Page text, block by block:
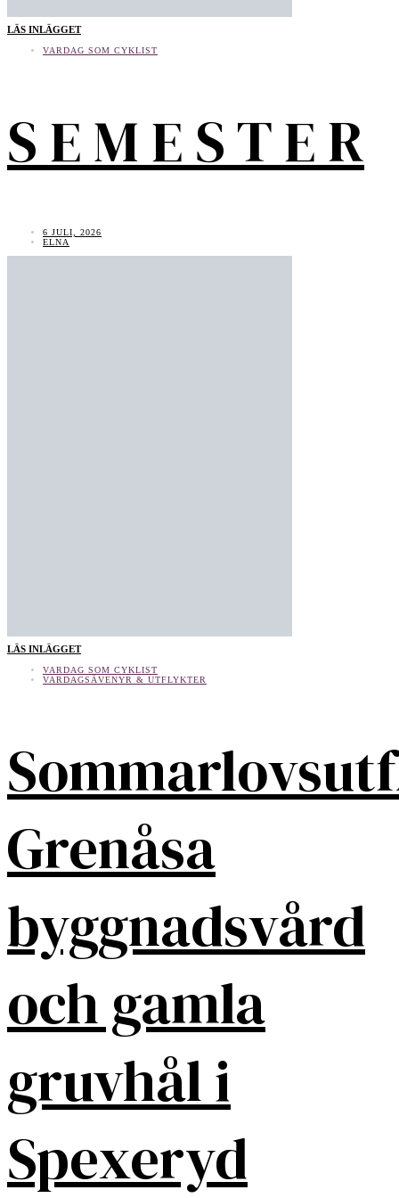
LÄS INLÄGGET
VARDAG SOM CYKLIST
S E M E S T E R
6 JULI, 2026
ELNA
LÄS INLÄGGET
VARDAG SOM CYKLIST
VARDAGSÄVENYR & UTFLYKTER
Grenåsa
byggnadsvård
och gamla
gruvhål i
Spexeryd